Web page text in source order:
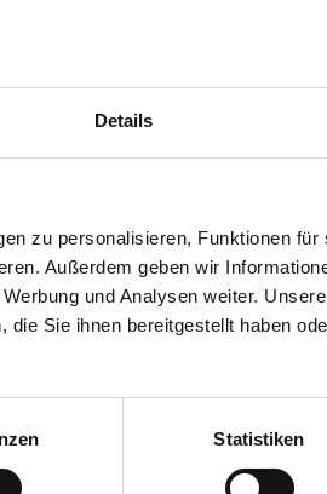
Details
zu personalisieren, Funktionen
Außerdem geben wir
und Analysen weiter.
Sie ihnen bereitgestellt haben
Statistiken